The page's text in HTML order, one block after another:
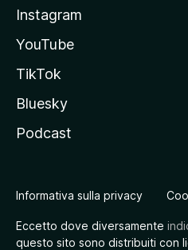
Instagram
YouTube
TikTok
Bluesky
Podcast
Informativa sulla privacy
Eccetto dove diversamente
questo sito sono distribuiti con